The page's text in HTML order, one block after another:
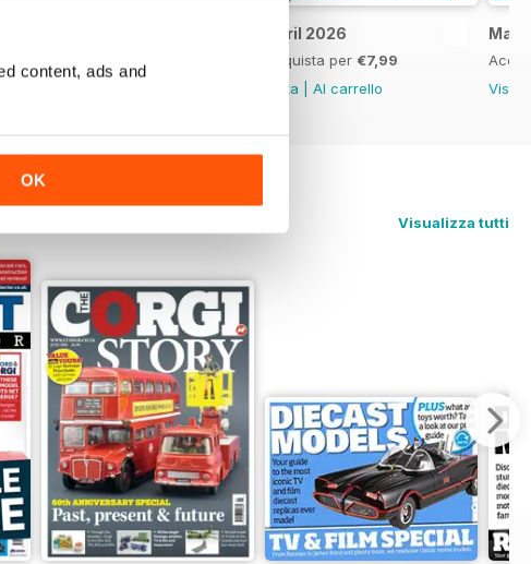
content, ads and
OK
April 2026
Acquista per €7,99
Vista
Al carrello
Vista
Visualizza tutti